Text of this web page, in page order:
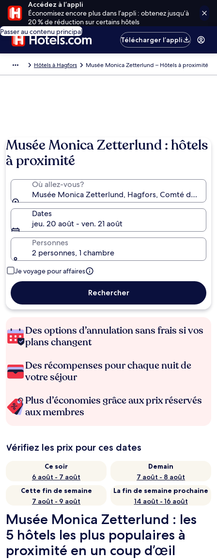
Accédez à l’appli
Économisez encore plus dans l’appli : obtenez jusqu’à
20 % de réduction sur certains hôtels
Passer au contenu principal
Télécharger l’appli
Hôtels à Hagfors Musée Monica Zetterlund – Hôtels à proximité
Musée Monica Zetterlund : hôtels
à proximité
Où allez-vous?
Musée Monica Zetterlund, Hagfors, Comté de
Dates
jeu. 20 août - ven. 21 août
Personnes
2 personnes, 1 chambre
Je voyage pour affaires
Rechercher
Des options d’annulation sans frais si vos
plans changent
Des récompenses pour chaque nuit de
votre séjour
Plus d’économies grâce aux prix réservés
aux membres
Vérifiez les prix pour ces dates
Ce soir
6 août - 7 août
Demain
7 août - 8 août
Cette fin de semaine
7 août - 9 août
La fin de semaine prochaine
14 août - 16 août
Musée Monica Zetterlund : les
5 hôtels les plus populaires à
proximité en un coup d’œil